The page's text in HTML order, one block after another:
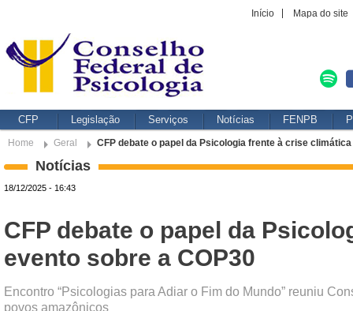
Início Mapa do site
CFP Legislação Serviços Notícias FENPB
Home Geral CFP debate o papel da Psicologia frente à crise
Notícias
18/12/2025 - 16:43
CFP debate o papel da
evento sobre a COP30
Encontro “Psicologias para Adiar o Fim do Mundo” reuniu
povos amazônicos